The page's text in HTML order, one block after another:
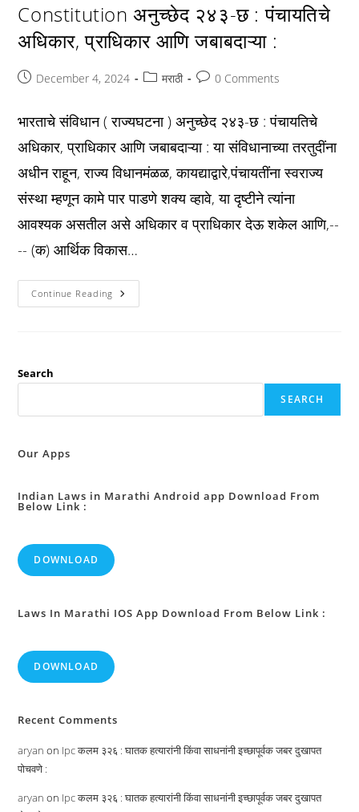
Constitution अनुच्छेद २४३-छ : पंचायतिचे
अधिकार, प्राधिकार आणि जबाबदाऱ्या :
PostDecember 4, 2024
Postमराठी
Post0 Comments
भारताचे संविधान ( राज्यघटना ) अनुच्छेद २४३-छ : पंचायतिचे
अधिकार, प्राधिकार आणि जबाबदाऱ्या : या संविधानाच्या तरतुदींना
अधीन राहून, राज्य विधानमंळळ, कायद्याद्वारे,पंचायतींना स्वराज्य
संस्था म्हणून कामे पार पाडणे शक्य व्हावे, या दृष्टीने त्यांना
आवश्यक असतील असे अधिकार व प्राधिकार देऊ शकेल आणि,--
-- (क) आर्थिक विकास…
Continue Reading Constitution
अनुच्छेद
आणि
Search
SEARCH
Our Apps
Indian Laws in Marathi Android app Download From
Below Link :
DOWNLOAD
Laws In Marathi IOS App Download From Below Link :
DOWNLOAD
Recent Comments
aryan on Ipc कलम ३२६ : घातक हत्यारांनी किंवा साधनांनी इच्छापूर्वक जबर दुखापत
पोचवणे :
aryan on Ipc कलम ३२६ : घातक हत्यारांनी किंवा साधनांनी इच्छापूर्वक जबर दुखापत